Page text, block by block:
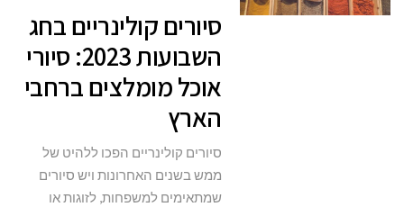
השבועות
2023:
סיורי
ברחבי
הארץ
סיורים קולינריים בחג
השבועות 2023: סיורי
אוכל מומלצים ברחבי
הארץ
סיורים קולינריים הפכו ללהיט של
ממש בשנים האחרונות ויש סיורים
שמתאימים למשפחות, לזוגות או